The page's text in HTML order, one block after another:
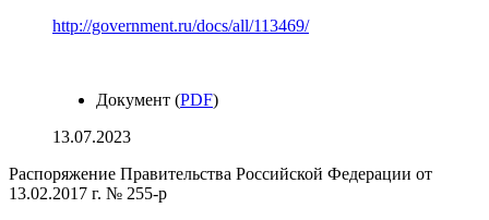
http://government.ru/docs/all/113469/
Документ (PDF)
13.07.2023
Распоряжение Правительства Российской Федерации от
13.02.2017 г. № 255-р